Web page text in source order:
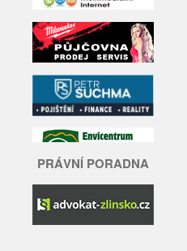
PRÁVNÍ PORADNA